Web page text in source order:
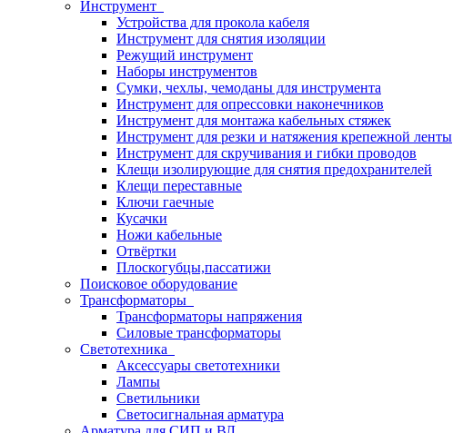
Инструмент
Устройства для прокола кабеля
Инструмент для снятия изоляции
Режущий инструмент
Наборы инструментов
Сумки, чехлы, чемоданы для инструмента
Инструмент для опрессовки наконечников
Инструмент для монтажа кабельных стяжек
Инструмент для резки и натяжения крепежной ленты
Инструмент для скручивания и гибки проводов
Клещи изолирующие для снятия предохранителей
Клещи переставные
Ключи гаечные
Кусачки
Ножи кабельные
Отвёртки
Плоскогубцы,пассатижи
Поисковое оборудование
Трансформаторы
Трансформаторы напряжения
Силовые трансформаторы
Светотехника
Аксессуары светотехники
Лампы
Светильники
Светосигнальная арматура